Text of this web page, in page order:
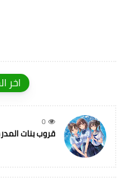
اخر
0
قروب بنات